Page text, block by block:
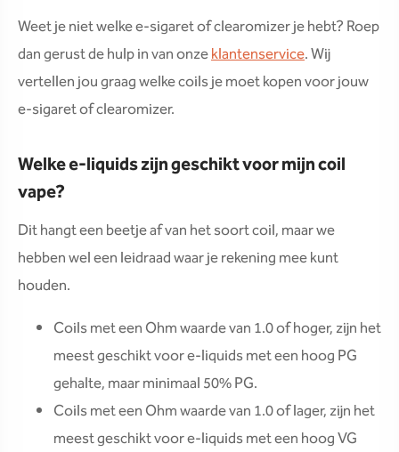
Weet je niet welke e-sigaret of clearomizer je hebt? Roep
dan gerust de hulp in van onzeklantenservice. Wij
vertellen jou graag welke coils je moet kopen voor jouw
e-sigaret of clearomizer.
Welke e-liquids zijn geschikt voor mijn coil
vape?
Dit hangt een beetje af van het soort coil, maar we
hebben wel een leidraad waar je rekening mee kunt
houden.
Coils met een Ohm waarde van 1.0 of hoger, zijn het
meest geschikt voor e-liquids met een hoog PG
gehalte, maar minimaal 50% PG.
Coils met een Ohm waarde van 1.0 of lager, zijn het
meest geschikt voor e-liquids met een hoog VG